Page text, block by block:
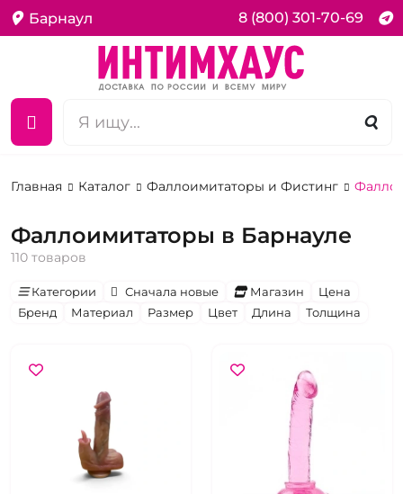
Барнаул 8 (800) 301-70-69
Главная Каталог Фаллоимитаторы и Фистинг
Фаллоимитаторы в Барнауле
110 товаров
Категории Сначала новые Магазин
Цена
Бренд
Материал Размер Цвет Длина Толщина